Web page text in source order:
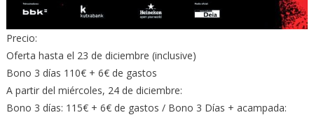
Precio:
Oferta hasta el 23 de diciembre (inclusive)
Bono 3 días 110€ + 6€ de gastos
A partir del miércoles, 24 de diciembre:
Bono 3 días: 115€ + 6€ de gastos / Bono 3 Días + acampada: